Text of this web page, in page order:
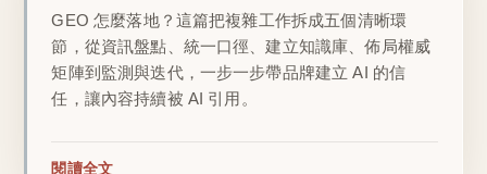
GEO 怎麼落地？這篇把複雜工作拆成五個清晰環
節，從資訊盤點、統一口徑、建立知識庫、佈局權威
矩陣到監測與迭代，一步一步帶品牌建立 AI 的信
任，讓內容持續被 AI 引用。
閱讀全文